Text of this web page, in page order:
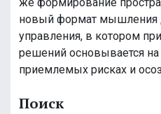
же формирование
новый формат мышления
управления, в котором
решений основывается
приемлемых рисках и
Поиск